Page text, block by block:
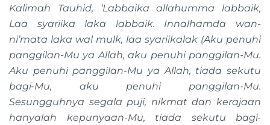
Kalimah Tauhid, ‘Labbaika allahumma labbaik,
Laa syariika laka labbaik. Innalhamda wan-
ni’mata laka wal mulk, laa syariikalak (Aku penuhi
panggilan-Mu ya Allah, aku penuhi panggilan-Mu.
Aku penuhi panggilan-Mu ya Allah, tiada sekutu
bagi-Mu, aku penuhi panggilan-Mu.
Sesungguhnya segala puji, nikmat dan kerajaan
hanyalah kepunyaan-Mu, tiada sekutu bagi-